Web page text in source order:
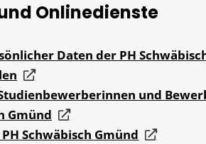
Onlinedienste
Daten der PH
und
Gmünd
Schwäbisch Gmünd